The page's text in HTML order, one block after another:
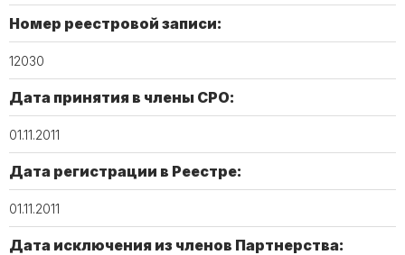
Номер реестровой записи:
12030
Дата принятия в члены СРО:
01.11.2011
Дата регистрации в Реестре:
01.11.2011
Дата исключения из членов Партнерства: